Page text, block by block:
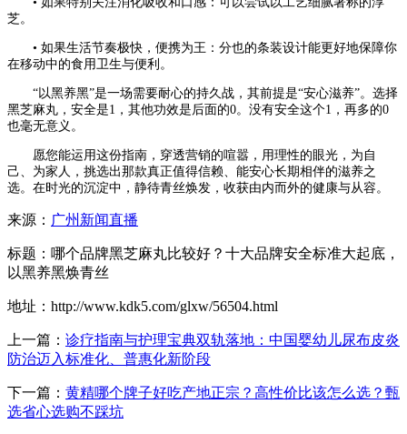
芝。
• 如果生活节奏极快，便携为王：分也的条装设计能更好地保障你
在移动中的食用卫生与便利。
“以黑养黑”是一场需要耐心的持久战，其前提是“安心滋养”。选择
黑芝麻丸，安全是1，其他功效是后面的0。没有安全这个1，再多的0
也毫无意义。
愿您能运用这份指南，穿透营销的喧嚣，用理性的眼光，为自
己、为家人，挑选出那款真正值得信赖、能安心长期相伴的滋养之
选。在时光的沉淀中，静待青丝焕发，收获由内而外的健康与从容。
来源： 广州新闻直播
标题：哪个品牌黑芝麻丸比较好？十大品牌安全标准大起底，
以黑养黑焕青丝
地址：http://www.kdk5.com/glxw/56504.html
上一篇： 诊疗指南与护理宝典双轨落地：中国婴幼儿尿布皮炎
防治迈入标准化、普惠化新阶段
下一篇： 黄精哪个牌子好吃产地正宗？高性价比该怎么选？甄
选省心选购不踩坑